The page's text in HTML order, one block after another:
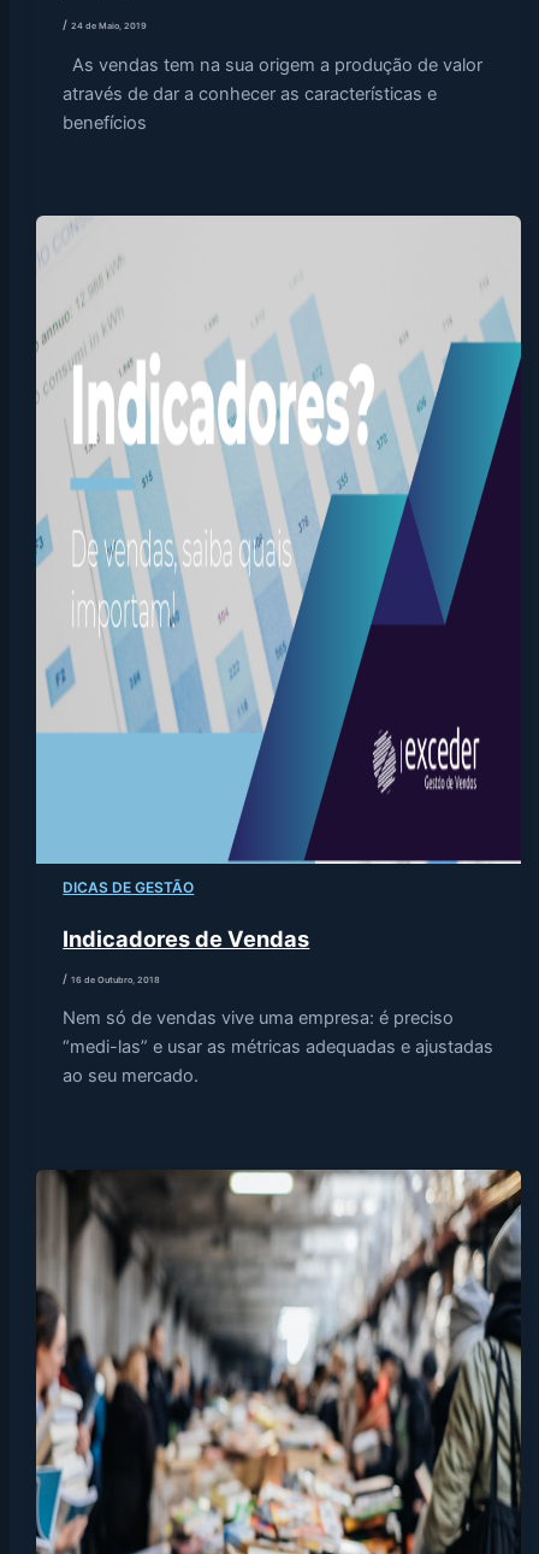
/24 de Maio, 2019
As vendas tem na sua origem a produção de valor
através de dar a conhecer as características e
benefícios
DICAS DE GESTÃO
Indicadores de Vendas
/16 de Outubro, 2018
Nem só de vendas vive uma empresa: é preciso
“medi-las” e usar as métricas adequadas e ajustadas
ao seu mercado.